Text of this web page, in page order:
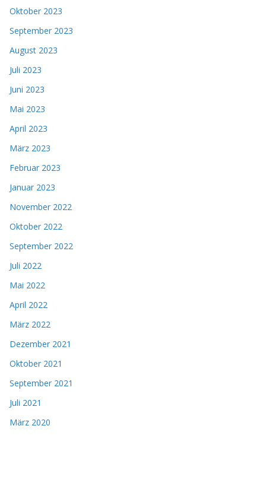
Oktober 2023
September 2023
August 2023
Juli 2023
Juni 2023
Mai 2023
April 2023
März 2023
Februar 2023
Januar 2023
November 2022
Oktober 2022
September 2022
Juli 2022
Mai 2022
April 2022
März 2022
Dezember 2021
Oktober 2021
September 2021
Juli 2021
März 2020